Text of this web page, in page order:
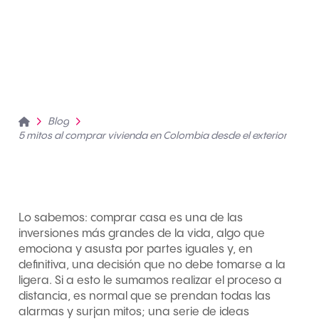
HomeBlog
5 mitos al comprar vivienda en Colombia desde el exterior
Lo sabemos: comprar casa es una de las
inversiones más grandes de la vida, algo que
emociona y asusta por partes iguales y, en
definitiva, una decisión que no debe tomarse a la
ligera. Si a esto le sumamos realizar el proceso a
distancia, es normal que se prendan todas las
alarmas y surjan mitos; una serie de ideas